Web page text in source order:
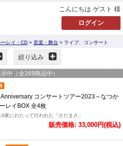
こんにちは ゲスト 様
レイ・CD > 音楽・舞台 > ライブ、コンサート
絞り込み
中（全269商品中）
コンサートツアー2023～なつか
レイBOX 全4枚
夜にわたって行われた「さだまさ..
販売価格: 33,000円(税込)